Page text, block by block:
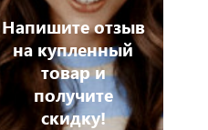
Напишите отзыв
на купленный
товар и
получите
скидку!